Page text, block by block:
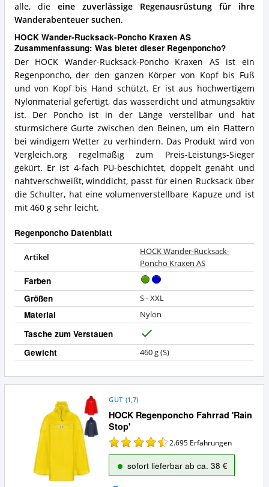
alle, die eine zuverlässige Regenausrüstung für ihre
Wanderabenteuer suchen.
HOCK Wander-Rucksack-Poncho Kraxen AS
Zusammenfassung: Was bietet dieser Regenponcho?
Der HOCK Wander-Rucksack-Poncho Kraxen AS ist ein
Regenponcho, der den ganzen Körper von Kopf bis Fuß
und von Kopf bis Hand schützt. Er ist aus hochwertigem
Nylonmaterial gefertigt, das wasserdicht und atmungsaktiv
ist. Der Poncho ist in der Länge verstellbar und hat
sturmsichere Gurte zwischen den Beinen, um ein Flattern
bei windigem Wetter zu verhindern. Das Produkt wird von
Vergleich.org regelmäßig zum Preis-Leistungs-Sieger
gekürt. Er ist 4-fach PU-beschichtet, doppelt genäht und
nahtverschweißt, winddicht, passt für einen Rucksack über
die Schulter, hat eine volumenverstellbare Kapuze und ist
mit 460 g sehr leicht.
Regenponcho Datenblatt
Artikel
HOCK Wander-Rucksack-
Poncho Kraxen AS
Farben
Größen
S - XXL
Material Nylon
Tasche zum Verstauen
a
Gewicht 460 g (S)
HOCK Regenponcho Fahrrad 'Rain
Stop'
GUT (1,7)
2.695 Erfahrungen
sofort lieferbar ab ca. 38 €